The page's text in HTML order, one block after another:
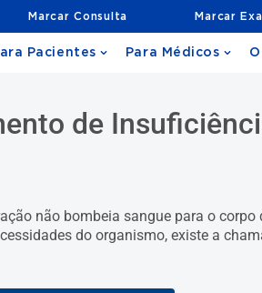
Marcar Consulta Marcar
Pacientes Para Médicos
de
não bombeia sangue para o
do organismo, existe a